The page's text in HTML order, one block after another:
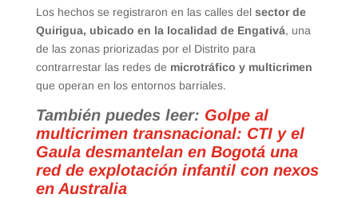
Los hechos se registraron en las calles del sector de
Quirigua, ubicado en la localidad de Engativá, una
de las zonas priorizadas por el Distrito para
contrarrestar las redes de microtráfico y multicrimen
que operan en los entornos barriales.
También puedes leer: Golpe al
multicrimen transnacional: CTI y el
Gaula desmantelan en Bogotá una
red de explotación infantil con nexos
en Australia